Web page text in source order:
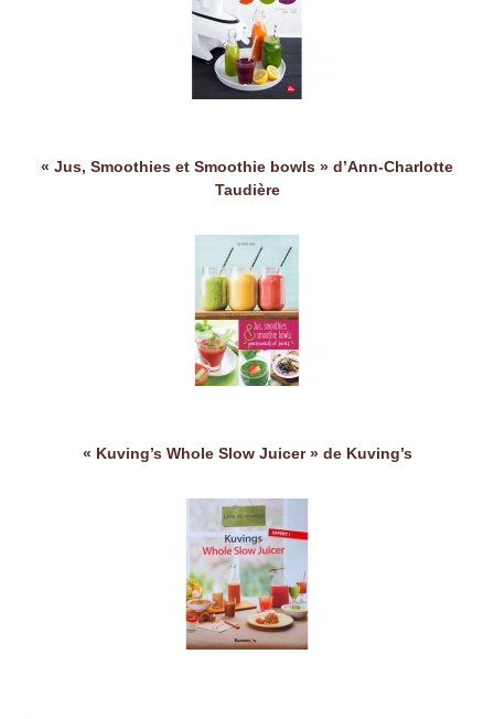
« Jus, Smoothies et Smoothie bowls » d’Ann-Charlotte
Taudière
« Kuving’s Whole Slow Juicer » de Kuving’s